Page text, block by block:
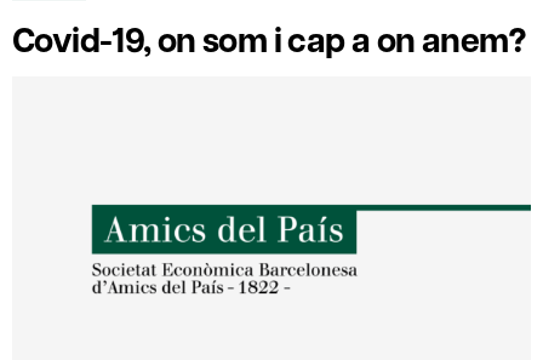
Covid-19, on som i cap a on anem?